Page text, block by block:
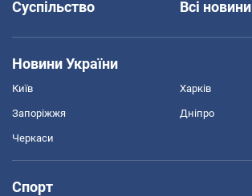
Суспільство
Всі новини
Новини України
Київ Харків
Запоріжжя Дніпро
Черкаси
Спорт